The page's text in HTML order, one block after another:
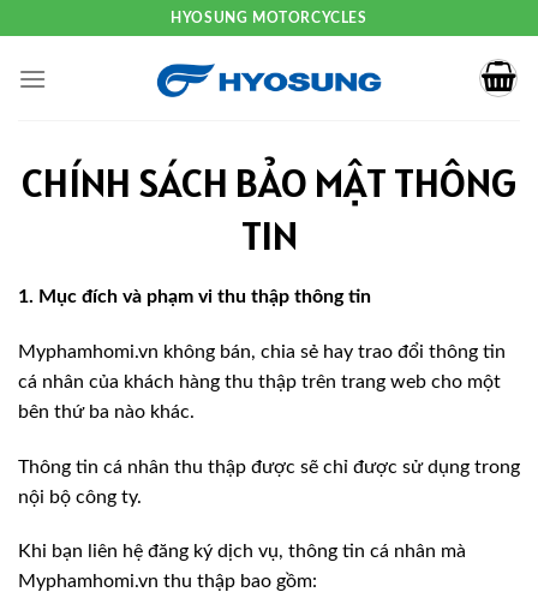
HYOSUNG MOTORCYCLES
CHÍNH SÁCH BẢO MẬT THÔNG
TIN
1. Mục đích và phạm vi thu thập thông tin
Myphamhomi.vn không bán, chia sẻ hay trao đổi thông tin
cá nhân của khách hàng thu thập trên trang web cho một
bên thứ ba nào khác.
Thông tin cá nhân thu thập được sẽ chỉ được sử dụng trong
nội bộ công ty.
Khi bạn liên hệ đăng ký dịch vụ, thông tin cá nhân mà
Myphamhomi.vn thu thập bao gồm: